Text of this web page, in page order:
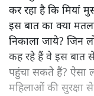
कर रहा है कि मियांं
इस बात का क्या
निकाला जाये? जिन
कह रहे हैं वे इस बात
पहुंचा सकते हैं? ऐसा
महिलाओं की सुरक्षा